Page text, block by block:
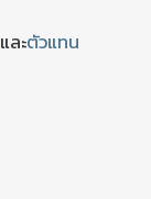
และตัวแทน